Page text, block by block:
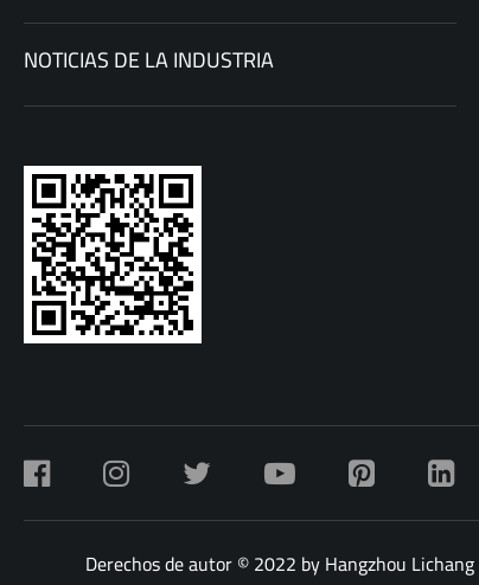
NOTICIAS DE LA INDUSTRIA
Derechos de autor © 2022 by Hangzhou Lichang